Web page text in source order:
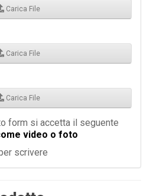
Carica File
Carica File
Carica File
form si accetta il seguente
video o foto
scrivere